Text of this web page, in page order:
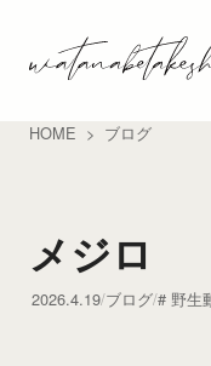
HOME ブログ
メジロ
2026.4.19 ブログ 野生